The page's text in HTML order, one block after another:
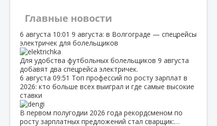
Главные новости
6 августа 10:01 9 августа: в Волгограде — спецрейсы
электричек для болельщиков
Для удобства футбольных болельщиков 9 августа
добавят два спецрейса электричек.
6 августа 09:51 Топ профессий по росту зарплат в
2026: кто больше всех выиграл и где самые высокие
ставки
В первом полугодии 2026 года рекордсменом по
росту зарплатных предложений стал сварщик:…